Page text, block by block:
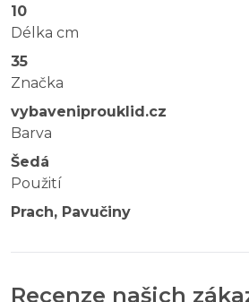
10
Délka cm
35
Značka
vybaveniprouklid.cz
Barva
Šedá
Použití
Prach, Pavučiny
Recenze našich